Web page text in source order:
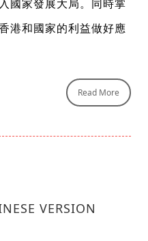
國家發展大局。同時掌
港和國家的利益做好應
Read More
VERSION